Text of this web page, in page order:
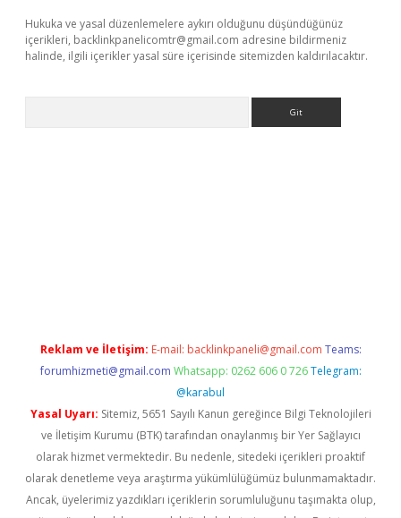
Hukuka ve yasal düzenlemelere aykırı olduğunu düşündüğünüz
içerikleri, backlinkpanelicomtr@gmail.com adresine bildirmeniz
halinde, ilgili içerikler yasal süre içerisinde sitemizden kaldırılacaktır.
Reklam ve İletişim: E-mail: backlinkpaneli@gmail.com Teams:
forumhizmeti@gmail.com Whatsapp: 0262 606 0 726 Telegram:
@karabul
Yasal Uyarı: Sitemiz, 5651 Sayılı Kanun gereğince Bilgi Teknolojileri
ve İletişim Kurumu (BTK) tarafından onaylanmış bir Yer Sağlayıcı
olarak hizmet vermektedir. Bu nedenle, sitedeki içerikleri proaktif
olarak denetleme veya araştırma yükümlülüğümüz bulunmamaktadır.
Ancak, üyelerimiz yazdıkları içeriklerin sorumluluğunu taşımakta olup,